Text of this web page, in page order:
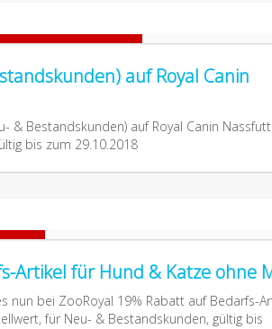
auf Royal Canin
& Bestandskunden) auf Royal Canin
bis zum 29.10.2018
Artikel für Hund & Katze ohne
nun bei ZooRoyal 19% Rabatt auf Bedarfs-
für Neu- & Bestandskunden, gültig bis